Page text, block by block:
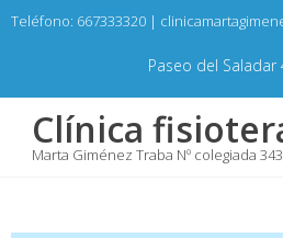
Skip
Teléfono: 667333320 |
Paseo del Saladar
Clínica
Marta Giménez Traba Nº colegiada